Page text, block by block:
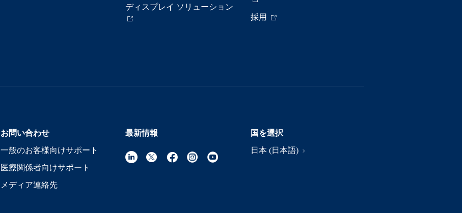
ディスプレイ ソリューション
採用
お問い合わせ
一般のお客様向けサポート
医療関係者向けサポート
メディア連絡先
最新情報
国を選択
日本 (日本語)